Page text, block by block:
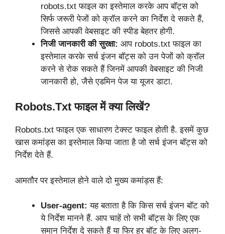
robots.txt फाइल का इस्तेमाल करके आप बॉट्स को
सिर्फ जरूरी पेजों को क्रॉल करने का निर्देश दे सकते हैं,
जिससे आपकी वेबसाइट की स्पीड बेहतर होगी.
निजी जानकारी की सुरक्षा: आप robots.txt फाइल का
इस्तेमाल करके सर्च इंजन बॉट्स को उन पेजों को क्रॉल
करने से रोक सकते हैं जिनमें आपकी वेबसाइट की निजी
जानकारी हो, जैसे एडमिन पेज या यूजर डाटा.
Robots.txt फाइल में क्या लिखें?
Robots.txt फाइल एक साधारण टेक्स्ट फाइल होती है. इसमें कुछ
खास कमांड्स का इस्तेमाल किया जाता है जो सर्च इंजन बॉट्स को
निर्देश देते हैं.
आमतौर पर इस्तेमाल होने वाले दो मुख्य कमांड्स हैं:
User-agent: यह बताता है कि किस सर्च इंजन बॉट को
ये निर्देश मानने हैं. आप चाहें तो सभी बॉट्स के लिए एक
समान निर्देश दे सकते हैं या फिर हर बॉट के लिए अलग-